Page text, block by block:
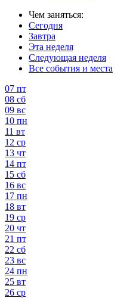
Чем заняться:
Сегодня
Завтра
Эта неделя
Следующая неделя
Все события и места
07 пт
08 сб
09 вс
10 пн
11 вт
12 ср
13 чт
14 пт
15 сб
16 вс
17 пн
18 вт
19 ср
20 чт
21 пт
22 сб
23 вс
24 пн
25 вт
26 ср